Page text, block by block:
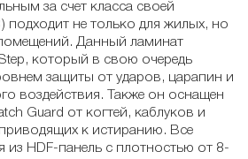
за счет класса своей
подходит не только для жилых, но
Данный ламинат
который в свою очередь
защиты от ударов, царапин и
воздействия. Также он оснащен
Guard от когтей, каблуков и
к истиранию. Все
из HDF-панель с плотностью от 8-